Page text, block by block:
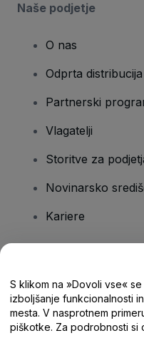
Naše podjetje
O nas
Odprta distribucija
Partnerski
Vlagatelji
Storitve za
Novinarsko
Kariere
Središče za
S klikom na »Dovoli vse«
izboljšanje funkcionalnosti
mesta. V nasprotnem
piškotke. Za podrobnosti si